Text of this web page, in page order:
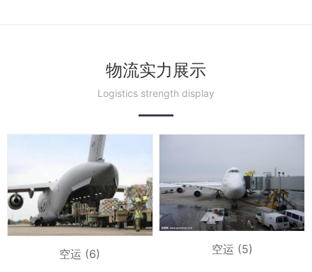
物流实力展示
Logistics strength display
空运 (6) 空运 (5)